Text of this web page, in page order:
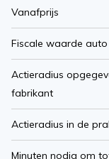
Vanafprijs
Fiscale waarde auto
Actieradius
fabrikant
Actieradius in de
Minuten nodig om